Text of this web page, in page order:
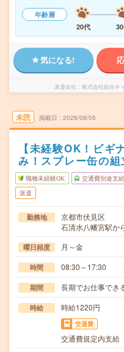
年齢層
20代
気になる!
派遣会社 株式会社綜合キ
未読 掲載日 2026/08/05
【未経験OK！ビギ
み！スプレー缶の
職種未経験OK 交通費別途支
派遣
勤務地
京都市伏見区
石清水八幡宮駅か
曜日頻度 月～金
時間 08:30～17:30
期間 長期でお仕事でき
時給 時給1220円
交通費
交通費規定内支給